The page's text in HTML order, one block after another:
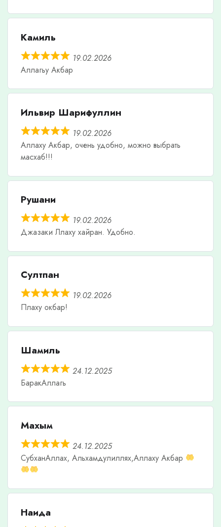
Камиль
19.02.2026
Аллагьу Акбар
Ильвир Шарифуллин
19.02.2026
Аллаху Акбар, очень удобно, можно выбрать
масхаб!!!
Рушани
19.02.2026
Джазаки Ллаху хайран. Удобно.
Султпан
19.02.2026
Плаху окбар!
Шамиль
24.12.2025
БаракАллагь
Махым
24.12.2025
СубханАллах, Альхамдулиллях,Аллаху Акбар
Наида